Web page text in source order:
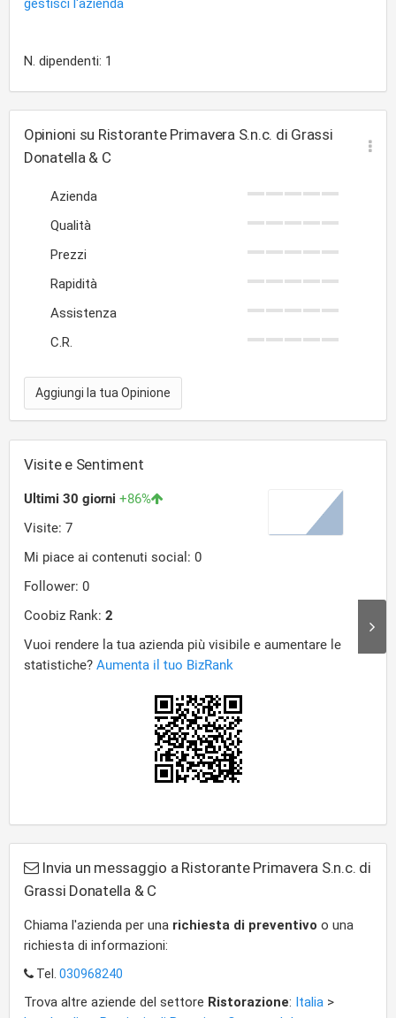
gestisci l'azienda
N. dipendenti: 1
Opinioni su Ristorante Primavera S.n.c. di Grassi
Donatella & C
Azienda
Qualità
Prezzi
Rapidità
Assistenza
C.R.
Aggiungi la tua Opinione
Visite e Sentiment
Invia un messaggio a Ristorante Primavera S.n.c. di
Grassi Donatella & C
Chiama l'azienda per una richiesta di preventivo o una
richiesta di informazioni:
Tel. 030968240
Trova altre aziende del settore Ristorazione: Italia >